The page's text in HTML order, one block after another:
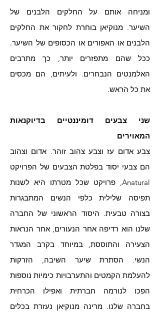
ומניחה אותם על החלקים הלבנים של
השיער. מנוקיאן בוחרת לחקור את החלקים
הלבנים או האפורים או הכסופים של השיער.
ככל שהם מתפזרים יותר, כך מתרבים
האלמנטים הנבחרים. ולעיתים, הם מכסים
את כל הראש.
שני צבעים דומיננטיים בדיוקנאות
המאוירים
צבע אדום עז וצבע צהוב זוהר. אדום וצהוב
הם צבעי יסוד בפלטת הצבעים של הפרויקט
Anatural, פרויקט שכל מטרתו היא לשנות
תפיסה שלילית כלפי הנשים המתבגרות
בצורה טבעית. היסוד הראשוני של החברה
שלנו הוא רדיפה אחר הנעורים, אחר הנראות
הצעירה והתוססת, במיוחד בקרב המגדר
הנשי. הסתרת שיער השיבה, הזרקות
להעלמת הקמטים והתערבויות כימיות נוספות
הפכו לנורמה חברתית ואפילו הכרחית
בחברה שלנו. מרינה מנוקיאן נעזרת בכלים